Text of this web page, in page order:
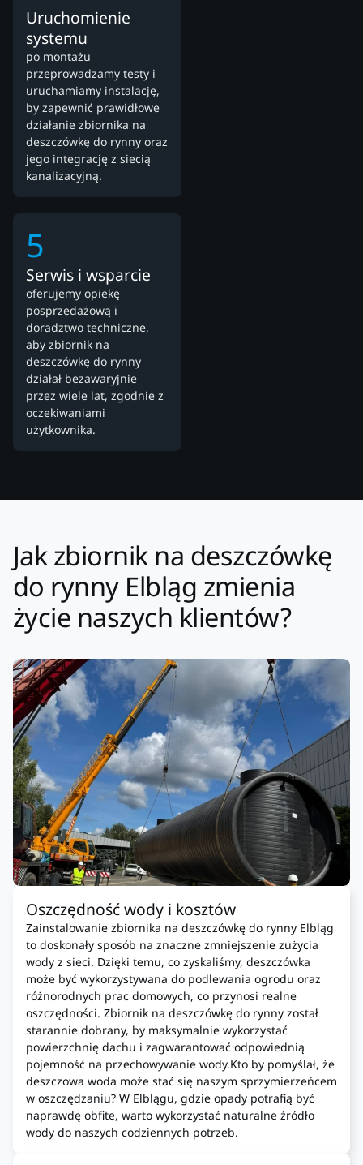
Uruchomienie
systemu
po montażu
przeprowadzamy testy i
uruchamiamy instalację,
by zapewnić prawidłowe
działanie zbiornika na
deszczówkę do rynny oraz
jego integrację z siecią
kanalizacyjną.
5
Serwis i wsparcie
oferujemy opiekę
posprzedażową i
doradztwo techniczne,
aby zbiornik na
deszczówkę do rynny
działał bezawaryjnie
przez wiele lat, zgodnie z
oczekiwaniami
użytkownika.
Jak zbiornik na deszczówkę
do rynny Elbląg zmienia
życie naszych klientów?
Oszczędność wody i kosztów
Zainstalowanie zbiornika na deszczówkę do rynny Elbląg
to doskonały sposób na znaczne zmniejszenie zużycia
wody z sieci. Dzięki temu, co zyskaliśmy, deszczówka
może być wykorzystywana do podlewania ogrodu oraz
różnorodnych prac domowych, co przynosi realne
oszczędności. Zbiornik na deszczówkę do rynny został
starannie dobrany, by maksymalnie wykorzystać
powierzchnię dachu i zagwarantować odpowiednią
pojemność na przechowywanie wody.Kto by pomyślał, że
deszczowa woda może stać się naszym sprzymierzeńcem
w oszczędzaniu? W Elblągu, gdzie opady potrafią być
naprawdę obfite, warto wykorzystać naturalne źródło
wody do naszych codziennych potrzeb.